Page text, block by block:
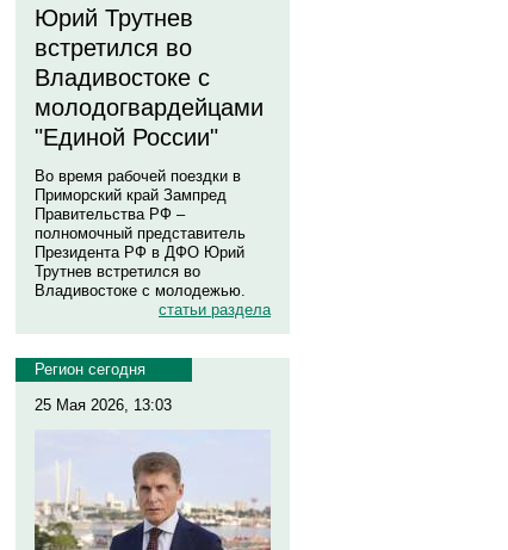
Юрий Трутнев
встретился во
Владивостоке с
молодогвардейцами
"Единой России"
Во время рабочей поездки в
Приморский край Зампред
Правительства РФ –
полномочный представитель
Президента РФ в ДФО Юрий
Трутнев встретился во
Владивостоке с молодежью.
статьи раздела
Регион сегодня
25 Мая 2026, 13:03